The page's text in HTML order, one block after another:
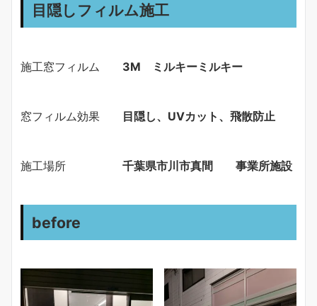
目隠しフィルム施工
施工窓フィルム 3Ⅿ ミルキーミルキー
窓フィルム効果 目隠し、UVカット、飛散防止
施工場所 千葉県市川市真間 事業所施設
before